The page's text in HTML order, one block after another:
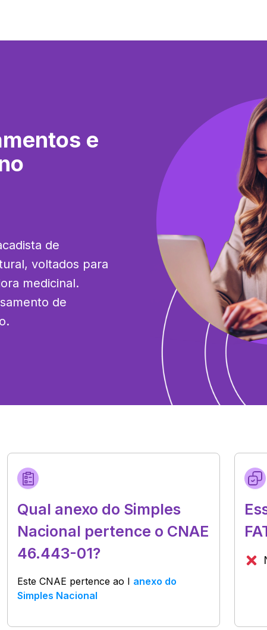
e
de
voltados para
medicinal.
de
Qual anexo do Simples
Nacional pertence o CNAE
46.443-01?
Este CNAE pertence ao I anexo do
Simples Nacional